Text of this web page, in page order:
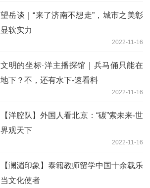
望岳谈｜“来了济南不想走”，城市之美彰
显软实力
2022-11-16
文明的坐标·洋主播探馆｜兵马俑只能在
地下？不，还有水下-速看料
2022-11-16
【洋腔队】外国人看北京：“碳”索未来-世
界观天下
2022-11-16
【澜湄印象】泰籍教师留学中国十余载乐
当文化使者